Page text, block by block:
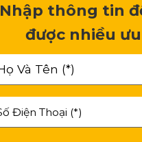
Nhập thông tin
được nhiều